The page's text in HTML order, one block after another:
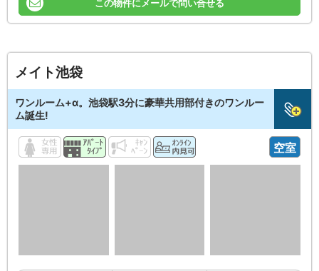
この物件にメールで問い合せる
メイト池袋
ワンルーム+α。池袋駅3分に豪華共用部付きのワンルー
ム誕生!
空室